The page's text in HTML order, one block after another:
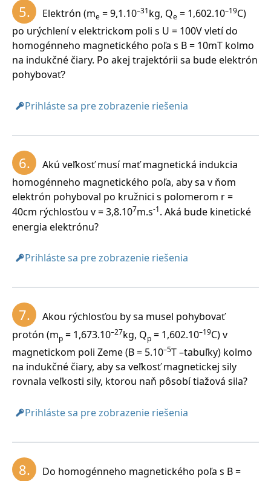
Rýchlosť protónu v magnetickom poli bola
5,75.107m.s-1, jeho frekvencia f = 15,26 MHz.
5. Elektrón (me = 9,1.10–31kg, Qe = 1,602.10–19C)
po urýchlení v elektrickom poli s U = 100V vletí do
homogénneho magnetického poľa s B = 10mT kolmo
na indukčné čiary. Po akej trajektórii sa bude elektrón
pohybovať?
Prihláste sa pre zobrazenie riešenia
6.
Akú veľkosť musí mať magnetická indukcia
homogénneho magnetického poľa, aby sa v ňom
elektrón pohyboval po kružnici s polomerom r =
40cm rýchlosťou v = 3,8.107m.s-1. Aká bude kinetické
energia elektrónu?
Prihláste sa pre zobrazenie riešenia
7.
Akou rýchlosťou by sa musel pohybovať
protón (mp = 1,673.10–27kg, Qp = 1,602.10–19C) v
magnetickom poli Zeme (B = 5.10–5T –tabuľky) kolmo
na indukčné čiary, aby sa veľkosť magnetickej sily
rovnala veľkosti sily, ktorou naň pôsobí tiažová sila?
Prihláste sa pre zobrazenie riešenia
8.
Do homogénneho magnetického poľa s B =